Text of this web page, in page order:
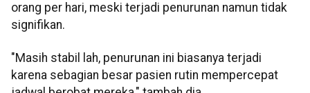
orang per hari, meski terjadi penurunan namun tidak
signifikan.
"Masih stabil lah, penurunan ini biasanya terjadi
karena sebagian besar pasien rutin mempercepat